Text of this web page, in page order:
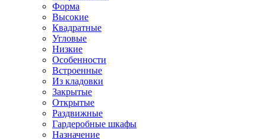
Форма
Высокие
Квадратные
Угловые
Низкие
Особенности
Встроенные
Из кладовки
Закрытые
Открытые
Раздвижные
Гардеробные шкафы
Назначение